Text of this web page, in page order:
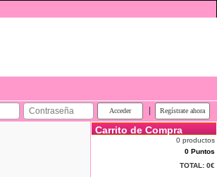
Carrito de Compra
0 productos
0 Puntos
TOTAL: 0€